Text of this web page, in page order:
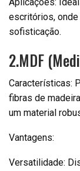
escritórios,
sofisticação.
2.MDF
Características:
fibras de
um material
Vantagens:
Versatilidade: